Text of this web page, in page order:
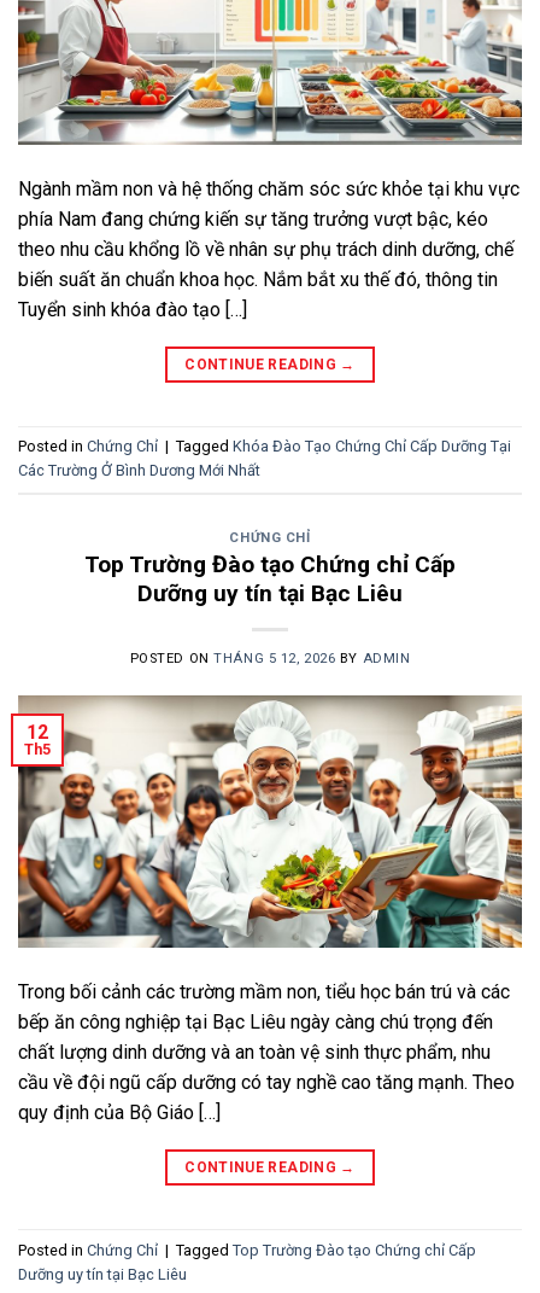
Ngành mầm non và hệ thống chăm sóc sức khỏe tại khu vực
phía Nam đang chứng kiến sự tăng trưởng vượt bậc, kéo
theo nhu cầu khổng lồ về nhân sự phụ trách dinh dưỡng, chế
biến suất ăn chuẩn khoa học. Nắm bắt xu thế đó, thông tin
Tuyển sinh khóa đào tạo […]
CONTINUE READING →
Posted in Chứng Chỉ | Tagged Khóa Đào Tạo Chứng Chỉ Cấp Dưỡng Tại
Các Trường Ở Bình Dương Mới Nhất
CHỨNG CHỈ
Top Trường Đào tạo Chứng chỉ Cấp
Dưỡng uy tín tại Bạc Liêu
POSTED ONTHÁNG 5 12, 2026 BY ADMIN
12
Th5
Trong bối cảnh các trường mầm non, tiểu học bán trú và các
bếp ăn công nghiệp tại Bạc Liêu ngày càng chú trọng đến
chất lượng dinh dưỡng và an toàn vệ sinh thực phẩm, nhu
cầu về đội ngũ cấp dưỡng có tay nghề cao tăng mạnh. Theo
quy định của Bộ Giáo […]
CONTINUE READING →
Posted in Chứng Chỉ | Tagged Top Trường Đào tạo Chứng chỉ Cấp
Dưỡng uy tín tại Bạc Liêu